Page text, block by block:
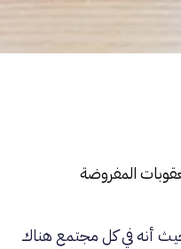
المفروضة
أنه في كل مجتمع هناك